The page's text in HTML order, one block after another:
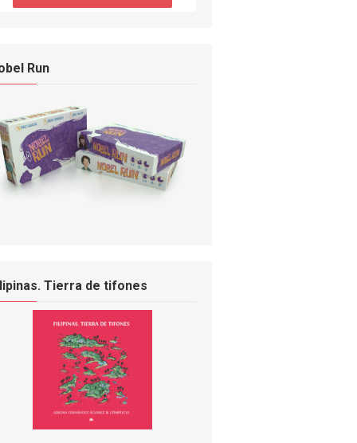
Run
Tierra de tifones